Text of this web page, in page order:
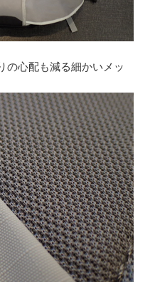
の心配も減る細かいメッ